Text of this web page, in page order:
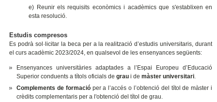
e) Reunir els requisits econòmics i acadèmics que s'establixen en
esta resolució.
Estudis compresos
Es podrà sol·licitar la beca per a la realització d’estudis universitaris, durant
el curs acadèmic 2023/2024, en qualsevol de les ensenyances següents:
Ensenyances universitàries adaptades a l’Espai Europeu d’Educació
Superior conduents a títols oficials degrau i demàster universitari.
Complements de formacióper a l’accés o l’obtenció del títol de màster i
crèdits complementaris per a l'obtenció del títol de grau.